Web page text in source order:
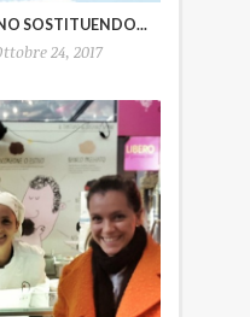
SOSTITUENDO...
24, 2017